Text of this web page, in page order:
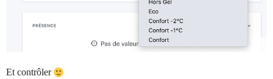
Et contrôler